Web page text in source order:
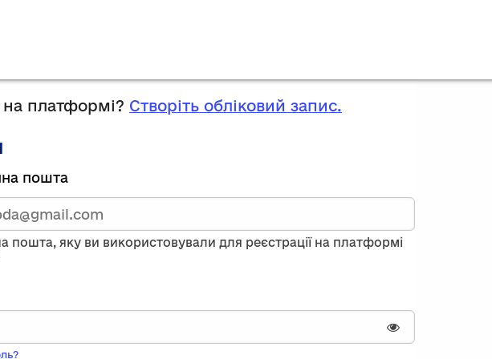
платформі? Створіть обліковий запис.
пошта
пошта, яку ви використовували для реєстрації на платформі
Показати пароль